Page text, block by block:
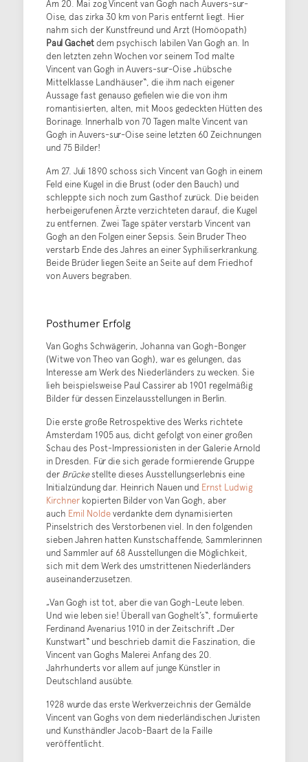
Am 20. Mai zog Vincent van Gogh nach Auvers-sur-
Oise, das zirka 30 km von Paris entfernt liegt. Hier
nahm sich der Kunstfreund und Arzt (Homöopath)
Paul Gachetdem psychisch labilen Van Gogh an. In
den letzten zehn Wochen vor seinem Tod malte
Vincent van Gogh in Auvers-sur-Oise „hübsche
Mittelklasse Landhäuser“, die ihm nach eigener
Aussage fast genauso gefielen wie die von ihm
romantisierten, alten, mit Moos gedeckten Hütten des
Borinage. Innerhalb von 70 Tagen malte Vincent van
Gogh in Auvers-sur-Oise seine letzten 60 Zeichnungen
und 75 Bilder!
Am 27. Juli 1890 schoss sich Vincent van Gogh in einem
Feld eine Kugel in die Brust (oder den Bauch) und
schleppte sich noch zum Gasthof zurück. Die beiden
herbeigerufenen Ärzte verzichteten darauf, die Kugel
zu entfernen. Zwei Tage später verstarb Vincent van
Gogh an den Folgen einer Sepsis. Sein Bruder Theo
verstarb Ende des Jahres an einer Syphiliserkrankung.
Beide Brüder liegen Seite an Seite auf dem Friedhof
von Auvers begraben.
Posthumer Erfolg
Van Goghs Schwägerin, Johanna van Gogh-Bonger
(Witwe von Theo van Gogh), war es gelungen, das
Interesse am Werk des Niederländers zu wecken. Sie
lieh beispielsweise Paul Cassirer ab 1901 regelmäßig
Bilder für dessen Einzelausstellungen in Berlin.
Die erste große Retrospektive des Werks richtete
Amsterdam 1905 aus, dicht gefolgt von einer großen
Schau des Post-Impressionisten in der Galerie Arnold
in Dresden. Für die sich gerade formierende Gruppe
der Brückestellte dieses Ausstellungserlebnis eine
Initialzündung dar. Heinrich Nauen und Ernst Ludwig
Kirchnerkopierten Bilder von Van Gogh, aber
auch Emil Noldeverdankte dem dynamisierten
Pinselstrich des Verstorbenen viel. In den folgenden
sieben Jahren hatten Kunstschaffende, Sammlerinnen
und Sammler auf 68 Ausstellungen die Möglichkeit,
sich mit dem Werk des umstrittenen Niederländers
auseinanderzusetzen.
„Van Gogh ist tot, aber die van Gogh-Leute leben.
Und wie leben sie! Überall van Goghelt’s“, formulierte
Ferdinand Avenarius 1910 in der Zeitschrift „Der
Kunstwart“ und beschrieb damit die Faszination, die
Vincent van Goghs Malerei Anfang des 20.
Jahrhunderts vor allem auf junge Künstler in
Deutschland ausübte.
1928 wurde das erste Werkverzeichnis der Gemälde
Vincent van Goghs von dem niederländischen Juristen
und Kunsthändler Jacob-Baart de la Faille
veröffentlicht.